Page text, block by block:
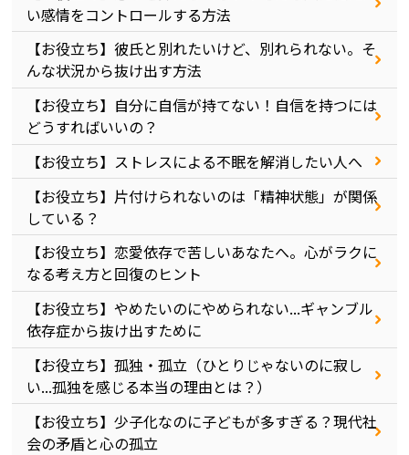
い感情をコントロールする方法
【お役立ち】彼氏と別れたいけど、別れられない。そ
んな状況から抜け出す方法
【お役立ち】自分に自信が持てない！自信を持つには
どうすればいいの？
【お役立ち】ストレスによる不眠を解消したい人へ
【お役立ち】片付けられないのは「精神状態」が関係
している？
【お役立ち】恋愛依存で苦しいあなたへ。心がラクに
なる考え方と回復のヒント
【お役立ち】やめたいのにやめられない...ギャンブル
依存症から抜け出すために
【お役立ち】孤独・孤立（ひとりじゃないのに寂し
い...孤独を感じる本当の理由とは？）
【お役立ち】少子化なのに子どもが多すぎる？現代社
会の矛盾と心の孤立